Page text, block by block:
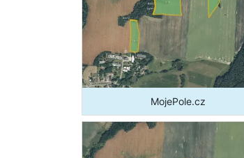
MojePole.cz